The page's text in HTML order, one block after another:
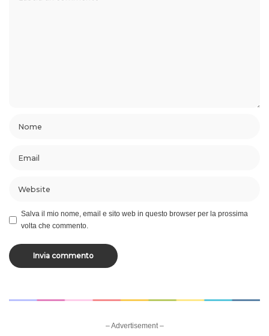
Salva il mio nome, email e sito web in questo browser per la prossima
volta che commento.
– Advertisement –